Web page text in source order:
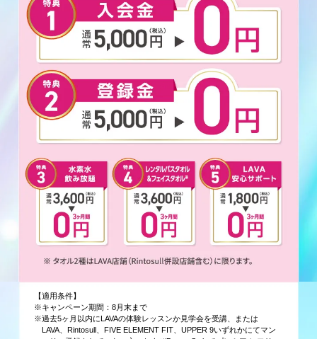
【適用条件】
※キャンペーン期間：8月末まで
※過去5ヶ月以内にLAVAの体験レッスンか見学会を受講、または
LAVA、Rintosull、FIVE ELEMENT FIT、UPPER 9いずれかにてマン